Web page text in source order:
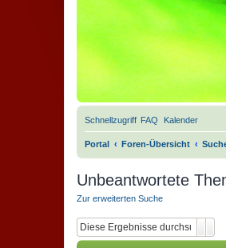
Schnellzugriff FAQ Kalender
Portal Foren-Übersicht
Unbeantwortete
Zur erweiterten Suche